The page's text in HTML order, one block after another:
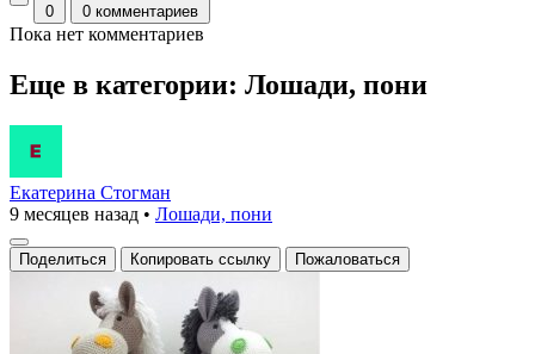
0 0 комментариев
Пока нет комментариев
Еще в категории: Лошади, пони
Екатерина Стогман
9 месяцев назад • Лошади, пони
Поделиться Копировать ссылку Пожаловаться